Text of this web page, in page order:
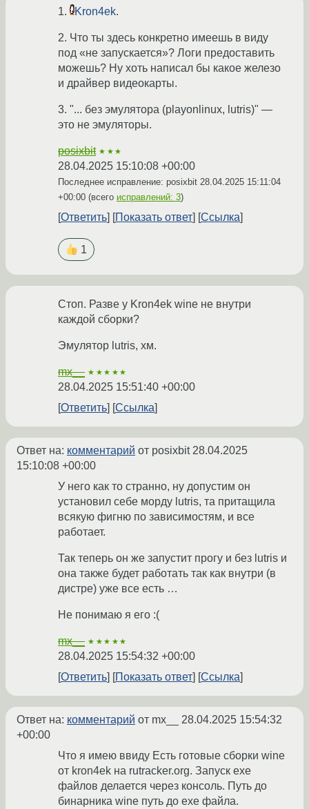
1. Kron4ek.
2. Что ты здесь конкретно имеешь в виду
под «не запускается»? Логи предоставить
можешь? Ну хоть написал бы какое железо
и драйвер видеокарты.
3. "... без эмулятора (playonlinux, lutris)" —
это не эмуляторы.
posixbit ★★★
28.04.2025 15:10:08 +00:00
Последнее исправление: posixbit 28.04.2025 15:11:04
+00:00 (всего исправлений: 3)
Ответить Показать ответ Ссылка
1
Стоп. Разве у Kron4ek wine не внутри
каждой сборки?
Эмулятор lutris, хм.
mx__ ★★★★★
28.04.2025 15:51:40 +00:00
Ответить
Ссылка
Ответ на: комментарий от posixbit 28.04.2025
15:10:08 +00:00
У него как то странно, ну допустим он
установил себе морду lutris, та притащила
всякую фигню по зависимостям, и все
работает.
Так теперь он же запустит прогу и без lutris и
она также будет работать так как внутри (в
дистре) уже все есть …
Не понимаю я его :(
mx__ ★★★★★
28.04.2025 15:54:32 +00:00
Ответить
Показать ответ Ссылка
Ответ на: комментарий от mx__ 28.04.2025 15:54:32
+00:00
Что я имею ввиду Есть готовые сборки wine
от kron4ek на rutracker.org. Запуск exe
файлов делается через консоль. Путь до
бинарника wine путь до exe файла.